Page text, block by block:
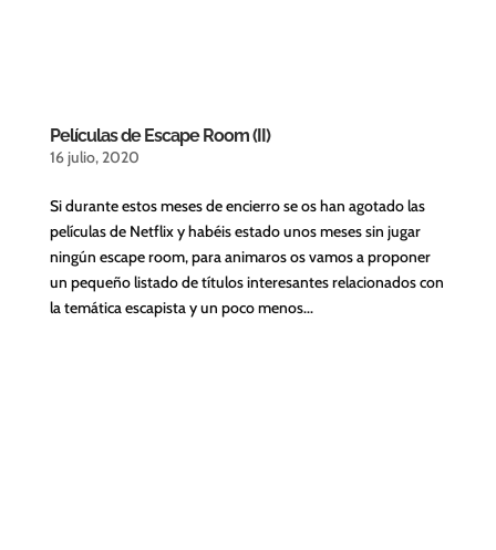
Películas de Escape Room (II)
16 julio, 2020
Si durante estos meses de encierro se os han agotado las
películas de Netflix y habéis estado unos meses sin jugar
ningún escape room, para animaros os vamos a proponer
un pequeño listado de títulos interesantes relacionados con
la temática escapista y un poco menos...